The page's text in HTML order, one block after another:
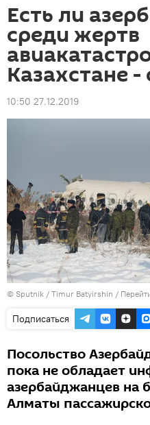
Есть ли
среди жертв
Казахстане
10:50 27.12.2019
© Sputnik / Timur Batyirshin /
Подписаться
Посольство
пока не обладает
азербайджанцев на
Алматы